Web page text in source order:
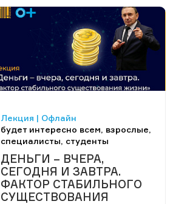
Лекция | Офлайн
будет интересно всем, взрослые,
специалисты, студенты
ДЕНЬГИ – ВЧЕРА,
СЕГОДНЯ И ЗАВТРА.
ФАКТОР СТАБИЛЬНОГО
СУЩЕСТВОВАНИЯ